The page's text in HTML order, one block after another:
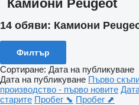
Камиони Peugeot
14 обяви: Камиони
Филтър
Сортиране: Дата на публикуване
Дата на публикуване Първо
производство - първо новите
старите Пробег ⬊ Пробег ⬈